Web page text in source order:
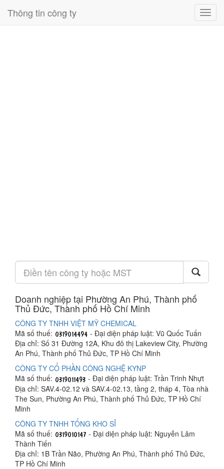
Thông tin công ty
Doanh nghiệp tại Phường An Phú, Thành phố
Thủ Đức, Thành phố Hồ Chí Minh
CÔNG TY TNHH VIỆT MỸ CHEMICAL
Mã số thuế:
- Đại diện pháp luật: Vũ Quốc Tuấn
Địa chỉ: Số 31 Đường 12A, Khu đô thị Lakeview City, Phường
An Phú, Thành phố Thủ Đức, TP Hồ Chí Minh
CÔNG TY CỔ PHẦN CÔNG NGHỆ KYNP
Mã số thuế:
- Đại diện pháp luật: Trần Trinh Nhựt
Địa chỉ: SAV.4-02.12 và SAV.4-02.13, tầng 2, tháp 4, Tòa nhà
The Sun, Phường An Phú, Thành phố Thủ Đức, TP Hồ Chí
Minh
CÔNG TY TNHH TỔNG KHO SỈ
Mã số thuế:
- Đại diện pháp luật: Nguyễn Lâm
Thành Tiến
Địa chỉ: 1B Trần Não, Phường An Phú, Thành phố Thủ Đức,
TP Hồ Chí Minh